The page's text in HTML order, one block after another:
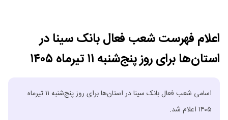
اعلام فهرست شعب فعال بانک سینا در
استان‌ها برای روز پنج‌شنبه ۱۱ تیرماه ۱۴۰۵
اسامی شعب فعال بانک سینا در استان‌ها برای روز پنج‌شنبه ۱۱ تیرماه
۱۴۰۵ اعلام شد.